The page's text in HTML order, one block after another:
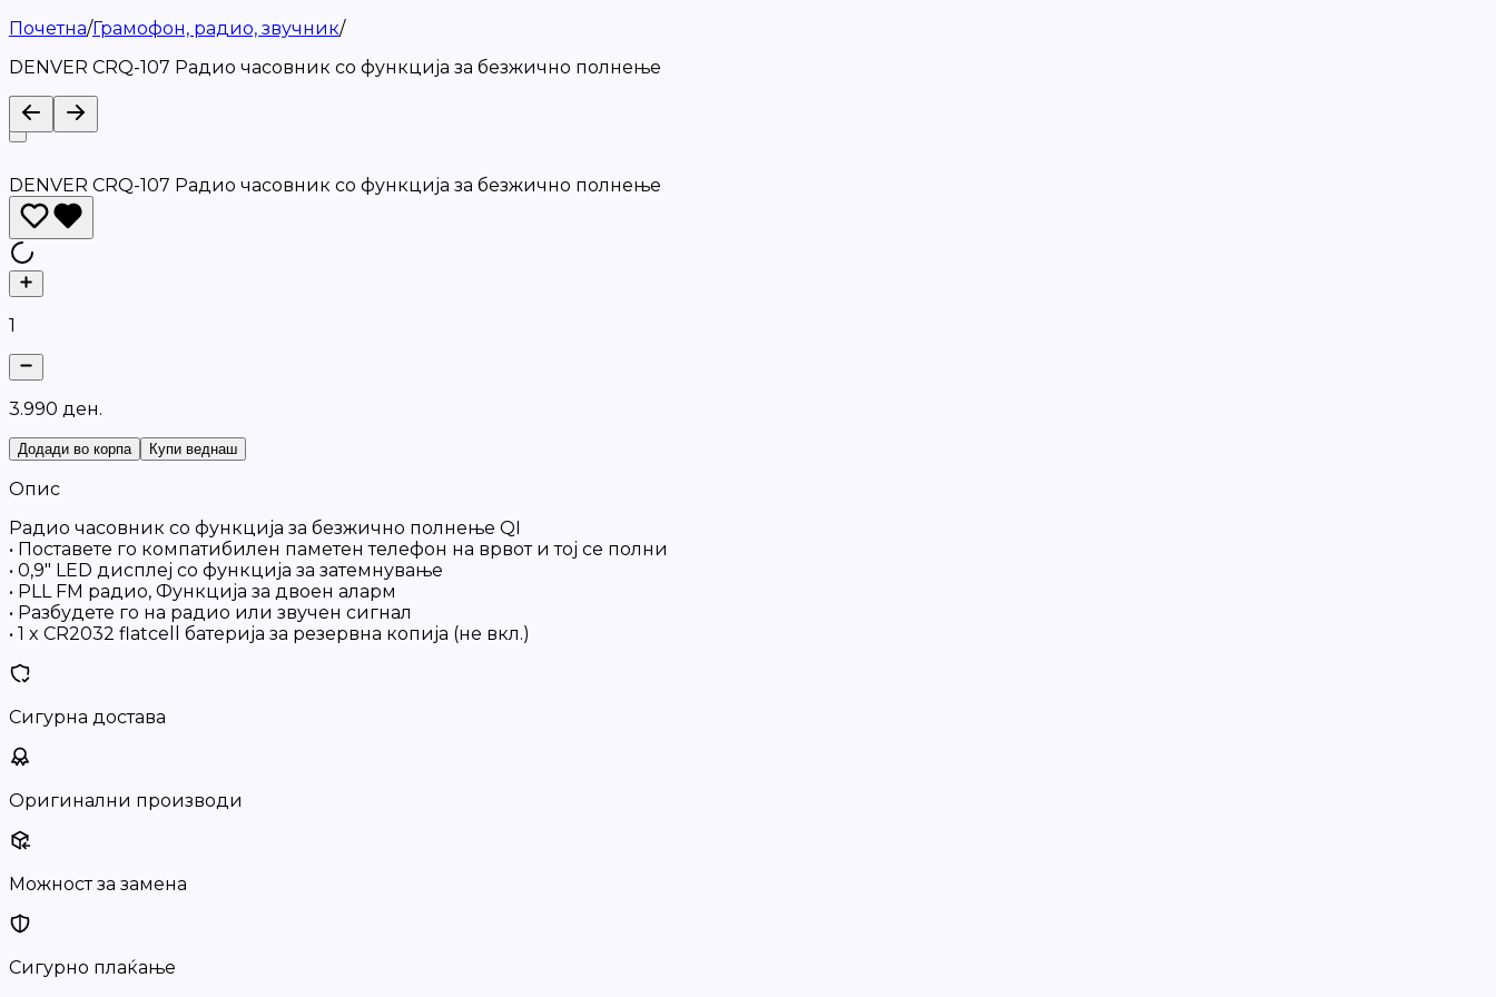
Почетна/Грамофон, радио, звучник/
DENVER CRQ-107 Радио часовник со функција за безжично полнење
DENVER CRQ-107 Радио часовник со функција за безжично полнење
1
3.990 ден.
Додади во корпа Купи веднаш
Опис
Радио часовник со функција за безжично полнење QI
• Поставете го компатибилен паметен телефон на врвот и тој се полни
• 0,9″ LED дисплеј со функција за затемнување
• PLL FM радио, Функција за двоен аларм
• Разбудете го на радио или звучен сигнал
• 1 x CR2032 flatcell батерија за резервна копија (не вкл.)
Сигурна достава
Оригинални производи
Можност за замена
Сигурно плаќање